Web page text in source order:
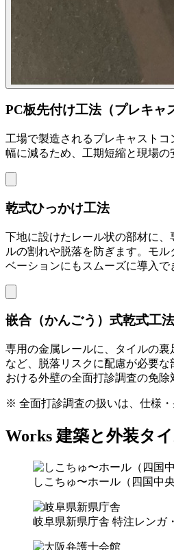
PC板先付け工法（プレキャ
工場で製造されるプレキャスト
幅に減るため、工期短縮と現場
乾式ひっかけ工法
下地に設けたレール状の部材に
ルの割れや脱落を防ぎます。モ
ベーションにもスムーズに導入で
嵌合（かんごう）式乾式工
専用の金属レールに、タイルの
など、脱落リスクに配慮が必要
おける外壁の全面打診調査の免
※ 全面打診調査の扱いは、仕様・
Works 建築と外装タ
しこちゅ〜ホール（四国中
岐阜県新県庁舎 特注レンガ